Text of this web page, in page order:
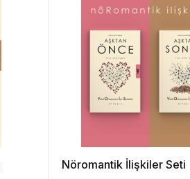
Nöromantik İlişkiler Seti